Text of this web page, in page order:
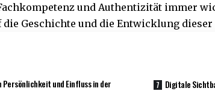
und Authentizität immer
die Geschichte und die Entwicklung
Persönlichkeit und Einfluss in der
Digitale